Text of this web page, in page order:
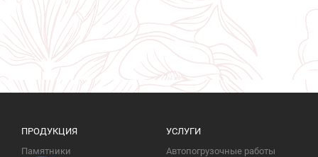
ПРОДУКЦИЯ
Памятники
УСЛУГИ
Автопогрузочные работы